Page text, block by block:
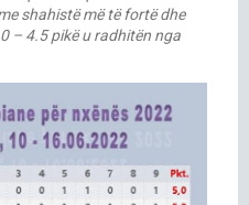
shahistë më të fortë dhe
– 4.5 pikë u radhitën nga